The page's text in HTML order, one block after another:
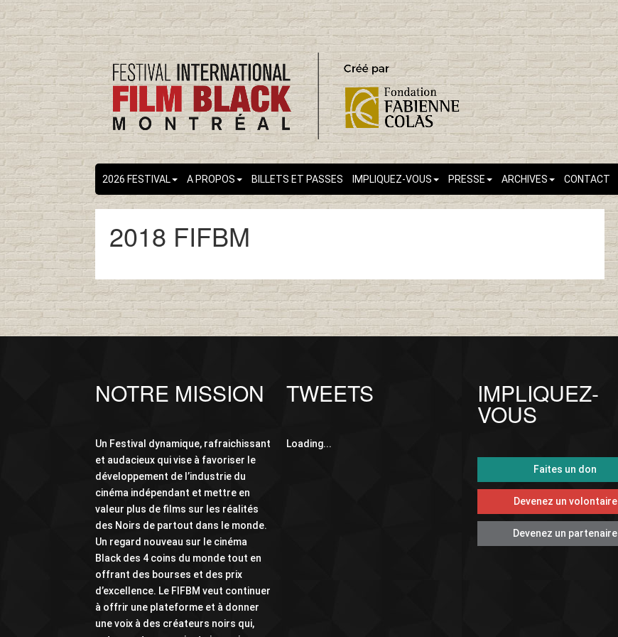
2026 FESTIVAL A PROPOS BILLETS ET PASSES IMPLIQUEZ-VOUS PRESSE ARCHIVES CONTACT
2018 FIFBM
NOTRE MISSION
Un Festival dynamique, rafraichissant
et audacieux qui vise à favoriser le
développement de l’industrie du
cinéma indépendant et mettre en
valeur plus de films sur les réalités
des Noirs de partout dans le monde.
Un regard nouveau sur le cinéma
Black des 4 coins du monde tout en
offrant des bourses et des prix
d’excellence. Le FIFBM veut continuer
à offrir une plateforme et à donner
une voix à des créateurs noirs qui,
TWEETS
Loading...
IMPLIQUEZ-
VOUS
Faites un don
Devenez un volontaire
Devenez un partenaire